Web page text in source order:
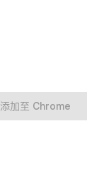
添加至 Chrome